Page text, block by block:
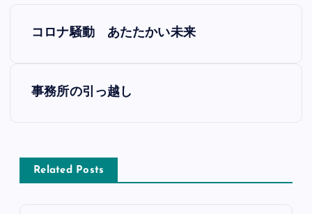
投
ナ
ゲ
ー
コロナ騒動 あたたかい未来
事務所の引っ越し
Related Posts